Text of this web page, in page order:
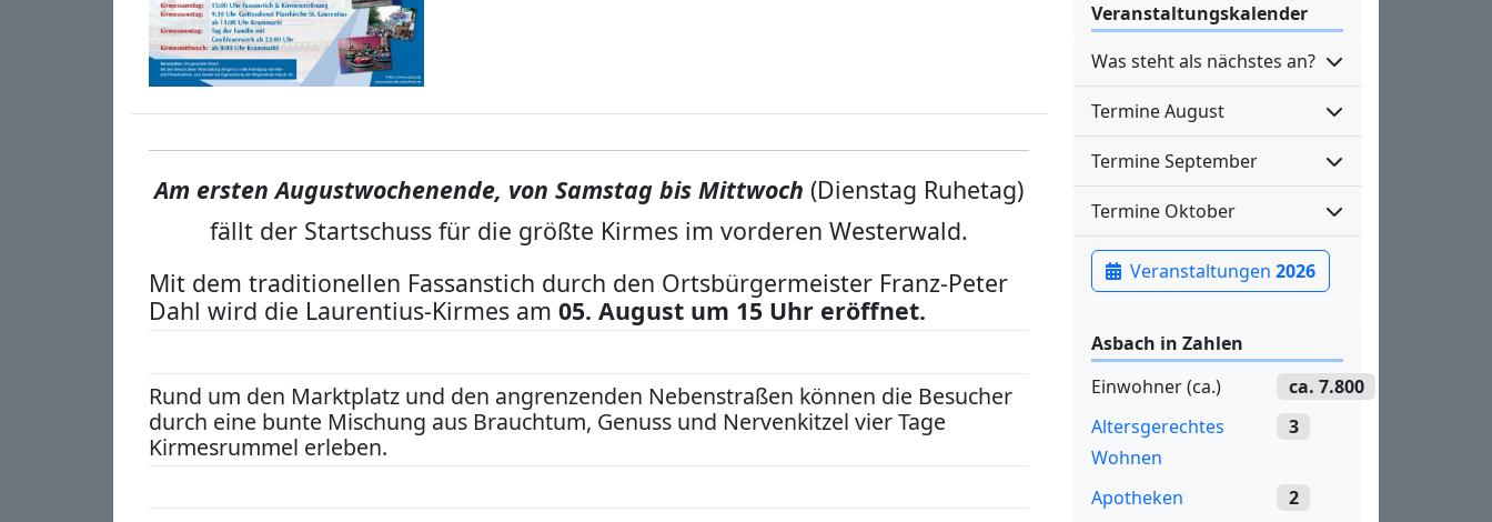
Am ersten Augustwochenende, von Samstag bis Mittwoch (Dienstag Ruhetag)
fällt der Startschuss für die größte Kirmes im vorderen Westerwald.
Mit dem traditionellen Fassanstich durch den Ortsbürgermeister Franz-Peter
Dahl wird die Laurentius-Kirmes am 05. August um 15 Uhr eröffnet.
Rund um den Marktplatz und den angrenzenden Nebenstraßen können die Besucher
durch eine bunte Mischung aus Brauchtum, Genuss und Nervenkitzel vier Tage
Kirmesrummel erleben.
Veranstaltungskalender
Was steht als nächstes an?
Termine August
Termine September
Termine Oktober
Veranstaltungen 2026
Asbach in Zahlen
Einwohner (ca.)
ca. 7.800
Altersgerechtes
Wohnen
3
Apotheken
2